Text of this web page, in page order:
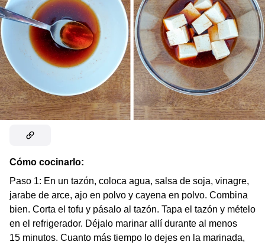
Cómo cocinarlo:
Paso 1: En un tazón, coloca agua, salsa de soja, vinagre,
jarabe de arce, ajo en polvo y cayena en polvo. Combina
bien. Corta el tofu y pásalo al tazón. Tapa el tazón y mételo
en el refrigerador. Déjalo marinar allí durante al menos
15 minutos. Cuanto más tiempo lo dejes en la marinada,